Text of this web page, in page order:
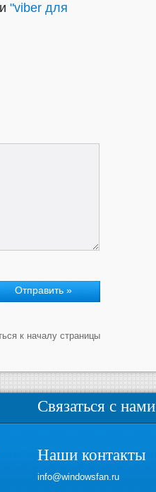
"viber для
к началу страницы
Связаться с нами
Наши контакты
info@windowsfan.ru